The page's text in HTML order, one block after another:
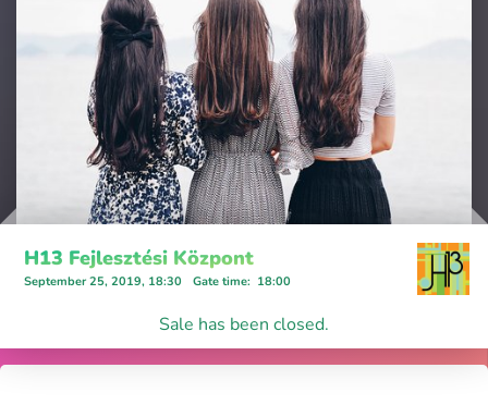
H13 Fejlesztési Központ
September 25, 2019, 18:30 Gate time: 18:00
Sale has been closed.